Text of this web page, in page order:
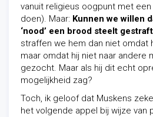
vanuit religieus oogpunt met
doen). Maar: Kunnen we willen
‘nood’ een brood steelt
straffen we hem dan niet omdat
maar omdat hij niet naar andere
gezocht. Maar als hij dit echt
mogelijkheid zag?
Toch, ik geloof dat Muskens
het volgende appel bij wijze van